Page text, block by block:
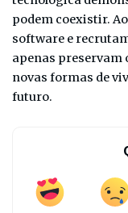
podem coexistir.
software e
apenas preservam
novas formas de
futuro.